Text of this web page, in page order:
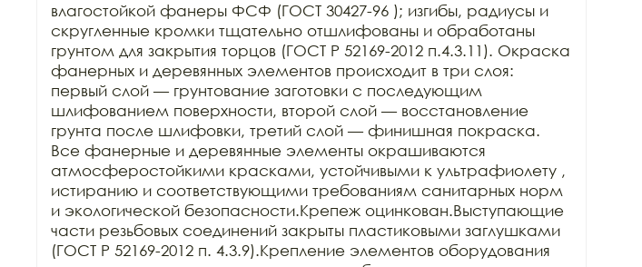
влагостойкой фанеры ФСФ (ГОСТ 30427-96 ); изгибы, радиусы и
скругленные кромки тщательно отшлифованы и обработаны
грунтом для закрытия торцов (ГОСТ Р 52169-2012 п.4.3.11). Окраска
фанерных и деревянных элементов происходит в три слоя:
первый слой — грунтование заготовки с последующим
шлифованием поверхности, второй слой — восстановление
грунта после шлифовки, третий слой — финишная покраска.
Все фанерные и деревянные элементы окрашиваются
атмосферостойкими красками, устойчивыми к ультрафиолету ,
истиранию и соответствующими требованиям санитарных норм
и экологической безопасности.Крепеж оцинкован.Выступающие
части резьбовых соединений закрыты пластиковыми заглушками
(ГОСТ Р 52169-2012 п. 4.3.9).Крепление элементов оборудования